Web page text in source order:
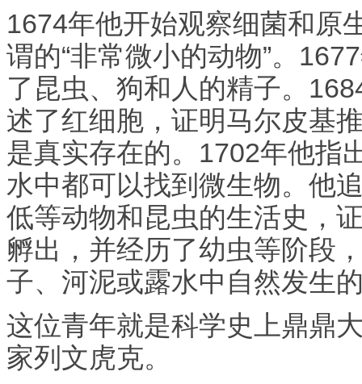
1674年他开始观察细菌和原
谓的“非常微小的动物”。
了昆虫、狗和人的精子。
述了红细胞，证明马尔皮基
是真实存在的。1702年他指
水中都可以找到微生物。他
低等动物和昆虫的生活史，
孵出，并经历了幼虫等阶段
子、河泥或露水中自然发生
这位青年就是科学史上鼎鼎
家列文虎克。